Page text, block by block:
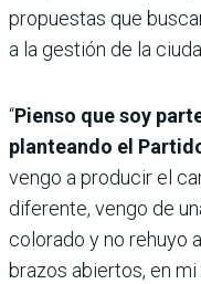
propuestas que
a la gestión de la
“Pienso que soy
planteando el
vengo a producir el
diferente, vengo de
colorado y no rehuyo
brazos abiertos, en